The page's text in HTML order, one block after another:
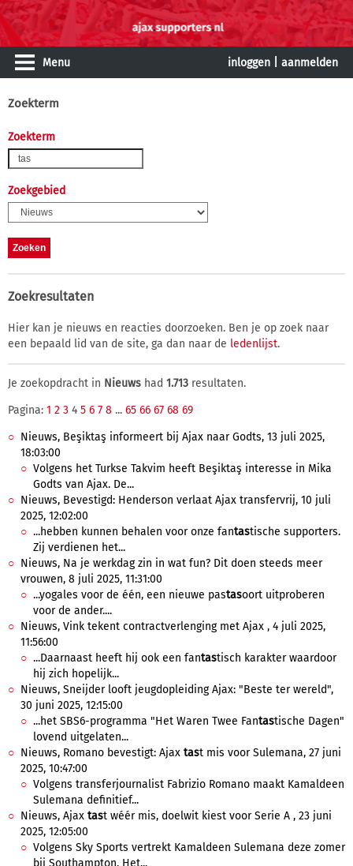
Menu inloggen aanmelden
Zoekterm
Zoekterm
Zoekgebied
Zoekresultaten
Hier kan je nieuws en reacties doorzoeken. Ben je op zoek naar
een bepaald lid van de site, ga dan naar de ledenlijst.
Je zoekopdracht in Nieuws had 1.713 resultaten.
Pagina: 1 2 3 4 5 6 7 8 ... 65 66 67 68 69
Nieuws, Beşiktaş informeert bij Ajax naar Godts, 13 juli 2025,
18:03:00
Volgens het Turkse Takvim heeft Beşiktaş interesse in Mika
Godts van Ajax. De...
Nieuws, Bevestigd: Henderson verlaat Ajax transfervrij, 10 juli
2025, 12:02:00
...hebben kunnen behalen voor onze fantastische supporters.
Zij verdienen het...
Nieuws, Na je werkdag zin in wat fun? Dit doen steeds meer
vrouwen, 8 juli 2025, 11:31:00
...yogales voor de één, een nieuwe pastasoort uitproberen
voor de ander....
Nieuws, Vink tekent contractverlenging met Ajax , 4 juli 2025,
11:56:00
...Daarnaast heeft hij ook een fantastisch karakter waardoor
hij zich hopelijk...
Nieuws, Sneijder looft jeugdopleiding Ajax: "Beste ter wereld",
30 juni 2025, 12:15:00
...het SBS6-programma "Het Waren Twee Fantastische Dagen"
lovend uitgelaten...
Nieuws, Romano bevestigt: Ajax tast mis voor Sulemana, 27 juni
2025, 10:47:00
Volgens transferjournalist Fabrizio Romano maakt Kamaldeen
Sulemana definitief...
Nieuws, Ajax tast wéér mis, doelwit kiest voor Serie A , 23 juni
2025, 12:05:00
Volgens Sky Sports vertrekt Kamaldeen Sulemana deze zomer
bij Southampton. Het...